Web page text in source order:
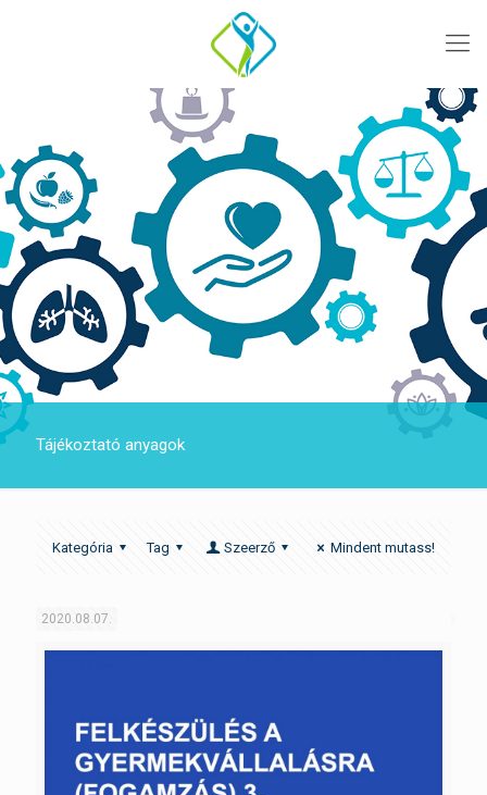
Tájékoztató anyagok
Kategória Tag Szeerző Mindent mutass!
2020.08.07.